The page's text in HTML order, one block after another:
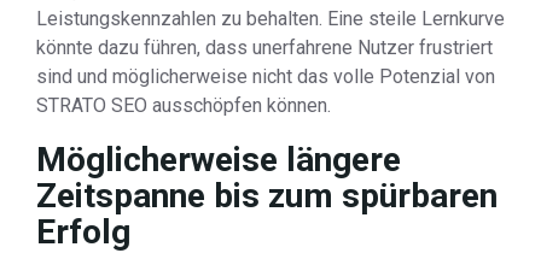
Leistungskennzahlen zu behalten. Eine steile Lernkurve
könnte dazu führen, dass unerfahrene Nutzer frustriert
sind und möglicherweise nicht das volle Potenzial von
STRATO SEO ausschöpfen können.
Möglicherweise längere
Zeitspanne bis zum spürbaren
Erfolg